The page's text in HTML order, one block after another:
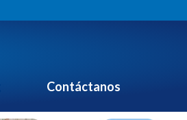
Contáctanos